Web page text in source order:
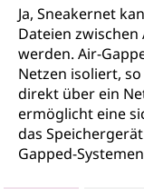
Ja, Sneakernet
Dateien
werden. Air-
Netzen isoliert,
direkt über ein
ermöglicht eine
das
Gapped-